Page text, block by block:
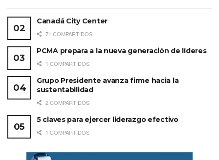
Canadá City Center
71 COMPARTIDOS
PCMA prepara a la nueva generación de líderes
1 COMPARTIDOS
Grupo Presidente avanza firme hacia la
sustentabilidad
2 COMPARTIDOS
5 claves para ejercer liderazgo efectivo
1 COMPARTIDOS